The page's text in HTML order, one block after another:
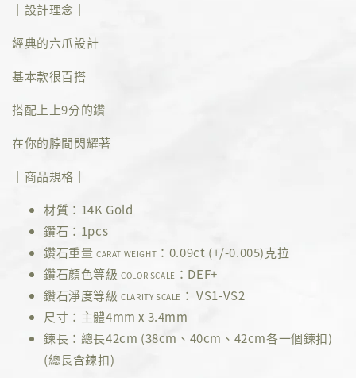
｜設計理念｜
經典的六爪設計
基本款很百搭
搭配上上9分的鑽
在你的脖間閃耀著
｜商品規格｜
材質：14K Gold
鑽石：1pcs
鑽石重量 CARAT WEIGHT ：0.09ct (+/-0.005)克拉
鑽石顏色等級COLOR SCALE ：DEF+
鑽石淨度等級CLARITY SCALE ： VS1-VS2
尺寸：主體4mm x 3.4mm
鍊長：總長42cm (38cm、40cm、42cm各一個鍊扣)
(總長含鍊扣)